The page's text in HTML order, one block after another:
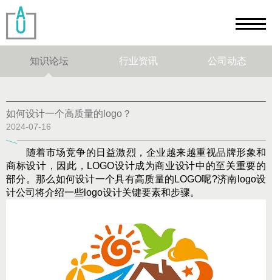
知识论坛 行业资讯 公司动态
如何设计一个高质量的logo？
2024-07-16
随着市场竞争的日益激烈，企业越来越重视品牌形象和
商标设计，因此，LOGO设计成为商业设计中的至关重要的
部分。那么如何设计一个具有高质量的LOGO呢?济南logo设
计公司将介绍一些logo设计关键要素和步骤。